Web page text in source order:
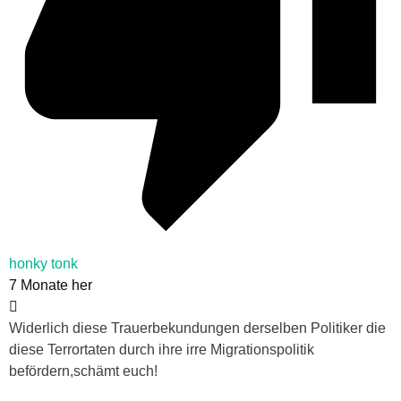
honky tonk
7 Monate her
Widerlich diese Trauerbekundungen derselben Politiker die
diese Terrortaten durch ihre irre Migrationspolitik
befördern,schämt euch!